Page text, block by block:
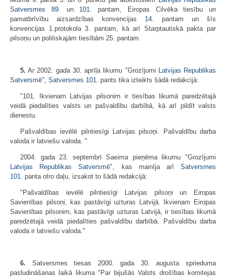
Satversmes
89. un 101. pantam, Eiropas Cilvēka tiesību un
pamatbrīvību aizsardzības konvencijas 14. pantam un šīs
konvencijas 1.protokola 3. pantam, kā arī Starptautiskā pakta par
pilsoņu un politiskajām tiesībām 25. pantam.
5. Ar 2002. gada 30. aprīļa likumu "Grozījumi Latvijas Republikas
Satversmē", Satversmes 101. pants tika izteikts šādā redakcijā:
"101. Ikvienam Latvijas pilsonim ir tiesības likumā paredzētajā
veidā piedalīties valsts un pašvaldību darbībā, kā arī pildīt valsts
dienestu.
Pašvaldības ievēlē pilntiesīgi Latvijas pilsoņi. Pašvaldību darba
valoda ir latviešu valoda. "
2004. gada 23. septembrī Saeima pieņēma likumu "Grozījumi
Latvijas Republikas Satversmē", kas mainīja arīSatversmes
101. panta otro daļu, izsakot to šādā redakcijā:
"Pašvaldības ievēlē pilntiesīgi Latvijas pilsoņi un Eiropas
Savienības pilsoņi, kas pastāvīgi uzturas Latvijā. Ikvienam Eiropas
Savienības pilsonim, kas pastāvīgi uzturas Latvijā, ir tiesības likumā
paredzētajā veidā piedalīties pašvaldību darbībā. Pašvaldību darba
valoda ir latviešu valoda."
6. Satversmes tiesas 2000. gada 30. augusta sprieduma
pasludināšanas laikā likuma "Par bijušās Valsts drošības komitejas